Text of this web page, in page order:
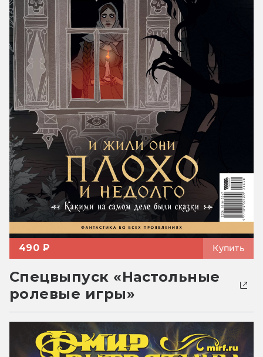
490 ₽ Купить
Спецвыпуск «Настольные
ролевые игры»